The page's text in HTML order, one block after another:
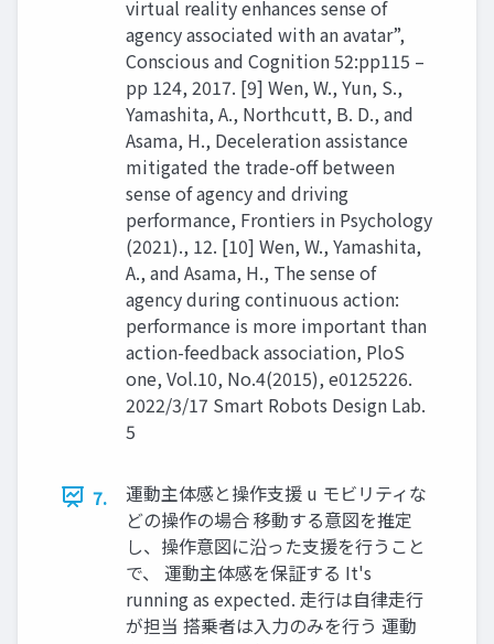
virtual reality enhances sense of
agency associated with an avatar”,
Conscious and Cognition 52:pp115 –
pp 124, 2017. [9] Wen, W., Yun, S.,
Yamashita, A., Northcutt, B. D., and
Asama, H., Deceleration assistance
mitigated the trade-off between
sense of agency and driving
performance, Frontiers in Psychology
(2021)., 12. [10] Wen, W., Yamashita,
A., and Asama, H., The sense of
agency during continuous action:
performance is more important than
action-feedback association, PloS
one, Vol.10, No.4(2015), e0125226.
2022/3/17 Smart Robots Design Lab.
5
7.
運動主体感と操作⽀援 u モビリティな
どの操作の場合 移動する意図を推定
し、操作意図に沿った⽀援を⾏うこと
で、 運動主体感を保証する It's
running as expected. ⾛⾏は⾃律⾛⾏
が担当 搭乗者は⼊⼒のみを⾏う 運動